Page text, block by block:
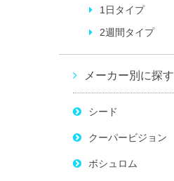
1日タイプ
2週間タイプ
メーカー別に探す
シード
クーパービジョン
ボシュロム